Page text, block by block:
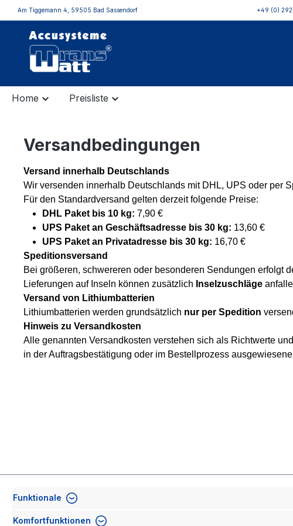
springen
Am Tiggemann 4, 59505 Bad Sassendorf +49 (0)
Home Preisliste
Versandbedingungen
Versand innerhalb Deutschlands
Wir versenden innerhalb Deutschlands mit DHL, UPS oder per
Für den Standardversand gelten derzeit folgende Preise:
DHL Paket bis 10 kg: 7,90 €
UPS Paket an Geschäftsadresse bis 30 kg: 13,60 €
UPS Paket an Privatadresse bis 30 kg: 16,70 €
Speditionsversand
Bei größeren, schwereren oder besonderen Sendungen erfolgt
Lieferungen auf Inseln können zusätzlich Inselzuschläge
Versand von Lithiumbatterien
Lithiumbatterien werden grundsätzlich nur per Spedition
Hinweis zu Versandkosten
Alle genannten Versandkosten verstehen sich als Richtwerte
in der Auftragsbestätigung oder im Bestellprozess
Funktionale
Komfortfunktionen